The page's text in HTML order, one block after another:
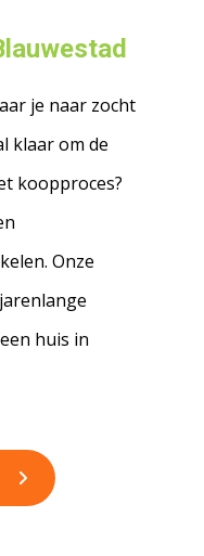
je naar zocht
klaar om de
koopproces?
Onze
huis in